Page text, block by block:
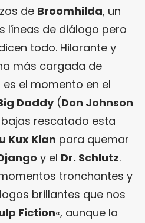
de Broomhilda, un
líneas de diálogo pero
todo. Hilarante y
más cargada de
el momento en el
Daddy(Don Johnson
rescatado esta
Kux Klan para quemar
y el Dr. Schlutz.
tronchantes y
brillantes que nos
Fiction«, aunque la